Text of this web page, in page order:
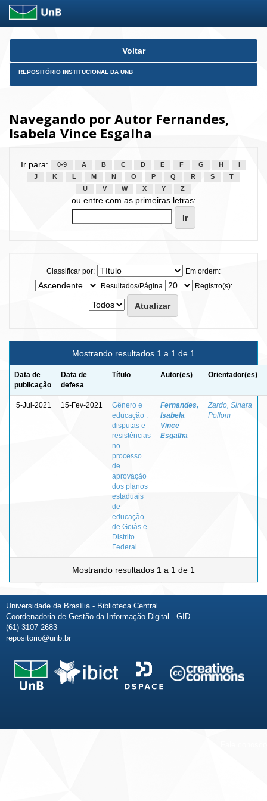
Skip
Voltar
REPOSITÓRIO INSTITUCIONAL DA UNB
Navegando por Autor Fernandes,
Isabela Vince Esgalha
Ir para: 0-9 A B C D E F G H
J
K L M N O P Q R S
T
U
V W X Y Z
ou entre com as primeiras letras:
Classificar por:
Em ordem:
Resultados/Página
Registro(s):
Mostrando resultados 1 a 1 de 1
Data de
publicação
Data de
defesa
Título Autor(es) Orientador(es)
5-Jul-2021 15-Fev-2021
Gênero e
educação :
disputas e
resistências
no
processo
de
aprovação
dos planos
estaduais
de
educação
de Goiás e
Distrito
Federal
Fernandes,
Isabela
Vince
Esgalha
Zardo, Sinara
Pollom
Mostrando resultados 1 a 1 de 1
Universidade de Brasília - Biblioteca Central
Coordenadoria de Gestão da Informação Digital - GID
(61) 3107-2683
repositorio@unb.br